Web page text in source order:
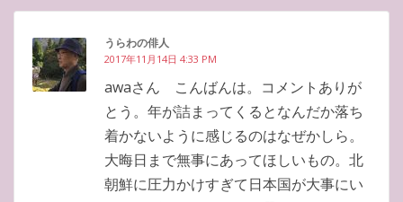
うらわの俳人
2017年11月14日 4:33 PM
awaさん こんばんは。コメントありが
とう。年が詰まってくるとなんだか落ち
着かないように感じるのはなぜかしら。
大晦日まで無事にあってほしいもの。北
朝鮮に圧力かけすぎて日本国が大事にい